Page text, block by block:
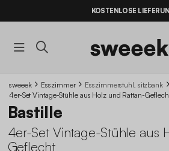
KOSTENLOSE
sweeek Esszimmer
Esszimmerstuhl, sitzbank
4er-Set Vintage-Stühle aus Holz und Rattan-
Bastille
4er-Set Vintage-Stühle aus
Geflecht